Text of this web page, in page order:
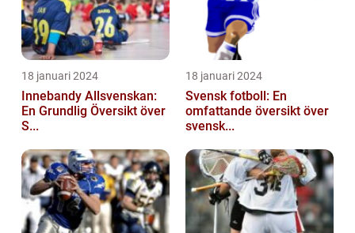
18 januari 2024
Innebandy Allsvenskan:
En Grundlig Översikt över
S...
18 januari 2024
Svensk fotboll: En
omfattande översikt över
svensk...